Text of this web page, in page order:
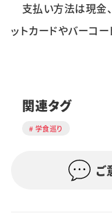
支払い方法は現金、
ットカードやバーコー
関連タグ
学食巡り
ご